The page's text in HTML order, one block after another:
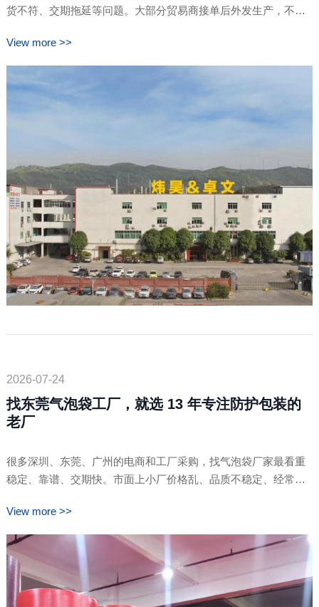
货不符、交期拖延等问题。大部分贸易商接单后外发生产，不仅
工厂，全程自主生产复合气泡袋，没有中间商赚差价。支持加
厚、覆膜、防静电、印刷、打孔等个性化定制，常规款式备有现
货。珠三角配送高效，小批量打样、大批量量产……
View more >>
2026-07-24
找东莞气泡袋工厂，就选 13 年专注防护包装的
老厂
很多深圳、东莞、广州的电商和工厂采购，找气泡袋厂家最看重
稳定、靠谱、交期快。市面上小厂价格乱、品质不稳定、经常断
泡袋生产定制，现货充足、做工稳定、支持非标定做。依托广深
区位优势，珠三角配送高效，不用担心中间商加价、批次色差、
封口开裂等问题，是企业长期备货、急单补……
View more >>